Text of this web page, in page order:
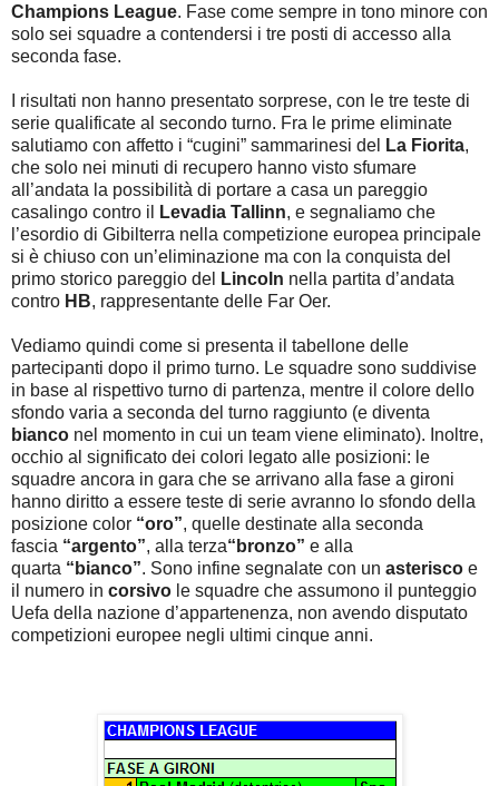
Champions League. Fase come sempre in tono minore con
solo sei squadre a contendersi i tre posti di accesso alla
seconda fase.
I risultati non hanno presentato sorprese, con le tre teste di
serie qualificate al secondo turno. Fra le prime eliminate
salutiamo con affetto i “cugini” sammarinesi del
La Fiorita,
che solo nei minuti di recupero hanno visto sfumare
all’andata la possibilità di portare a casa un pareggio
casalingo contro il
Levadia Tallinn, e segnaliamo che
l’esordio di Gibilterra nella competizione europea principale
si è chiuso con un’eliminazione ma con la conquista del
primo storico pareggio del Lincoln nella partita d’andata
contro HB, rappresentante delle Far Oer.
Vediamo quindi come si presenta il tabellone delle
partecipanti dopo il primo turno. Le squadre sono suddivise
in base al rispettivo turno di partenza, mentre il colore dello
sfondo varia a seconda del turno raggiunto (e diventa
bianco nel momento in cui un team viene eliminato). Inoltre,
occhio al significato dei colori legato alle posizioni: le
squadre ancora in gara che se arrivano alla fase a gironi
hanno diritto a essere teste di serie avranno lo sfondo della
posizione color “oro”, quelle destinate alla seconda
fascia “argento”, alla terza“bronzo” e alla
quarta “bianco”. Sono infine segnalate con un asterisco e
il numero in corsivo le squadre che assumono il punteggio
Uefa della nazione d’appartenenza, non avendo disputato
competizioni europee negli ultimi cinque anni.